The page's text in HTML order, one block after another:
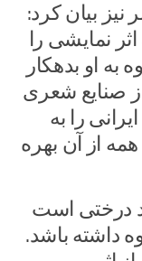
بیان کرد:
نمایشی را
به او بدهکار
از صنایع شعری
را به
از آن بهره
درختی است
داشته باشد.